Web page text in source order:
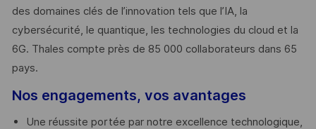
des domaines clés de l’innovation tels que l’IA, la
cybersécurité, le quantique, les technologies du cloud et la
6G. Thales compte près de 85 000 collaborateurs dans 65
pays. ​
Nos engagements, vos avantages
Une réussite portée par notre excellence technologique,